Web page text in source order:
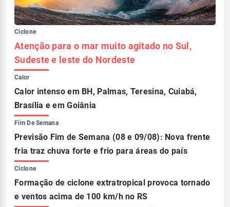
Ciclone
Atenção para o mar muito agitado no Sul,
Sudeste e leste do Nordeste
Calor
Calor intenso em BH, Palmas, Teresina, Cuiabá,
Brasília e em Goiânia
Fim De Semana
Previsão Fim de Semana (08 e 09/08): Nova frente
fria traz chuva forte e frio para áreas do país
Ciclone
Formação de ciclone extratropical provoca tornado
e ventos acima de 100 km/h no RS